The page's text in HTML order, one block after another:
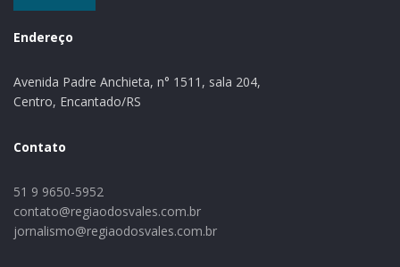
Endereço
Avenida Padre Anchieta, n° 1511, sala 204,
Centro, Encantado/RS
Contato
51 9 9650-5952
contato@regiaodosvales.com.br
jornalismo@regiaodosvales.com.br